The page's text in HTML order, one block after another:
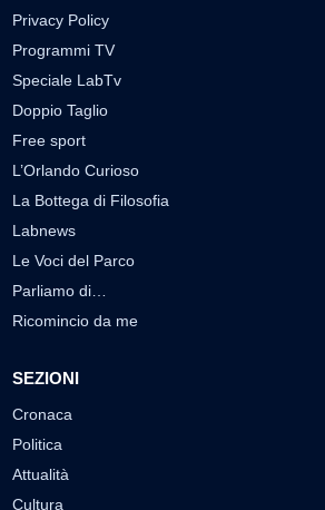
Privacy Policy
Programmi TV
Speciale LabTv
Doppio Taglio
Free sport
L’Orlando Curioso
La Bottega di Filosofia
Labnews
Le Voci del Parco
Parliamo di…
Ricomincio da me
SEZIONI
Cronaca
Politica
Attualità
Cultura